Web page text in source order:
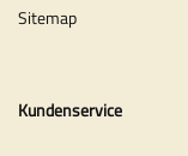
Sitemap
Kundenservice